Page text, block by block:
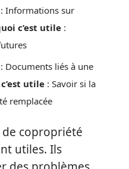
: Informations sur
c’est utile :
: Documents liés à une
utile : Savoir si la
remplacée
de copropriété
utiles. Ils